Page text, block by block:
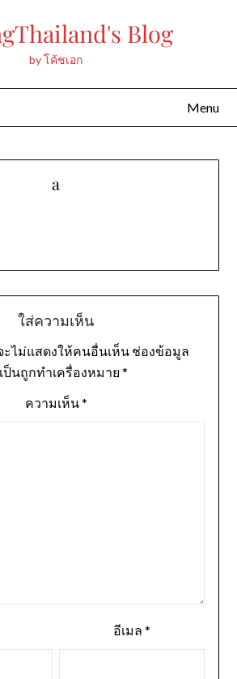
Blog
by โค้ชเอก
Menu
a
ใส่ความเห็น
ไม่แสดงให้คนอื่นเห็น ช่องข้อมูล
ป็นถูกทำเครื่องหมาย *
ความเห็น*
อีเมล*